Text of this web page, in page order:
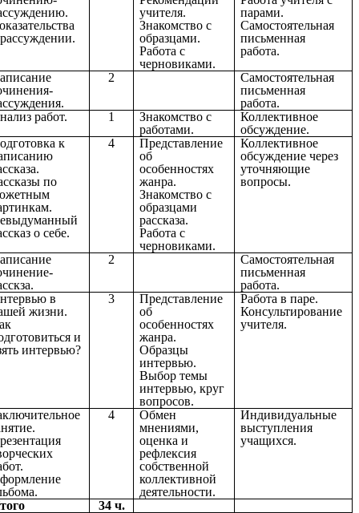
учителя.
Знакомство с
образцами.
Работа с
черновиками.
парами.
Самостоятельная
письменная
работа.
2
Самостоятельная
письменная
работа.
работ.
1
Знакомство с
работами.
Коллективное
обсуждение.
к
по
о себе.
4
Представление
об
особенностях
жанра.
Знакомство с
образцами
рассказа.
Работа с
черновиками.
Коллективное
обсуждение через
уточняющие
вопросы.
2
Самостоятельная
письменная
работа.
в
жизни.
и
интервью?
3
Представление
об
особенностях
жанра.
Образцы
интервью.
Выбор темы
интервью, круг
вопросов.
Работа в паре.
Консультирование
учителя.
4
Обмен
мнениями,
оценка и
рефлексия
собственной
коллективной
деятельности.
Индивидуальные
выступления
учащихся.
34 ч.